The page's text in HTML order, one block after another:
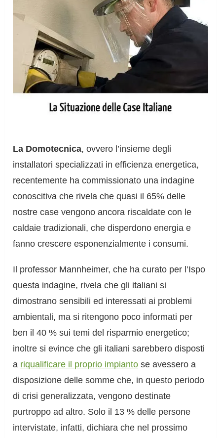
La Domotecnica, ovvero l’insieme degli
installatori specializzati in efficienza energetica,
recentemente ha commissionato una indagine
conoscitiva che rivela che quasi il 65% delle
nostre case vengono ancora riscaldate con le
caldaie tradizionali, che disperdono energia e
fanno crescere esponenzialmente i consumi.
Il professor Mannheimer, che ha curato per l’Ispo
questa indagine, rivela che gli italiani si
dimostrano sensibili ed interessati ai problemi
ambientali, ma si ritengono poco informati per
ben il 40 % sui temi del risparmio energetico;
inoltre si evince che gli italiani sarebbero disposti
a riqualificare il proprio impianto se avessero a
disposizione delle somme che, in questo periodo
di crisi generalizzata, vengono destinate
purtroppo ad altro. Solo il 13 % delle persone
intervistate, infatti, dichiara che nel prossimo